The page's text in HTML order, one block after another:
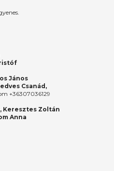
János
Csanád,
+36307036129
Keresztes Zoltán
Anna